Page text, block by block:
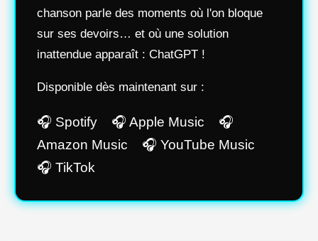
chanson parle des moments où l'on bloque
sur ses devoirs… et où une solution
inattendue apparaît : ChatGPT !
Disponible dès maintenant sur :
🎧 Spotify 🎧 Apple Music 🎧
Amazon Music 🎧 YouTube Music
🎧 TikTok